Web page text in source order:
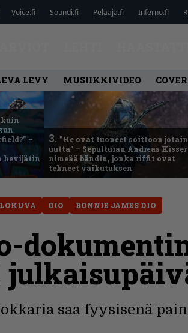
Voice.fi Soundi.fi Pelaaja.fi Inferno.fi
LEVY MUSIIKKIVIDEO COVER
–
hevijätin
3. ”He ovat tuoneet soittoon jotain
uutta” – Sepulturan Andreas Kisser
nimeää bändin, jonka riffit ovat
tehneet vaikutuksen
DIO RONNIE JAMES DIO
saa fyysisenä